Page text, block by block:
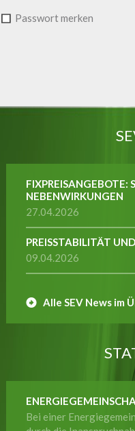
Passwort merken
FIXPREISANGEBOTE:
NEBENWIRKUNGEN
27.04.2026
PREISSTABILITÄT
09.04.2026
Alle SEV News im
Bei einer